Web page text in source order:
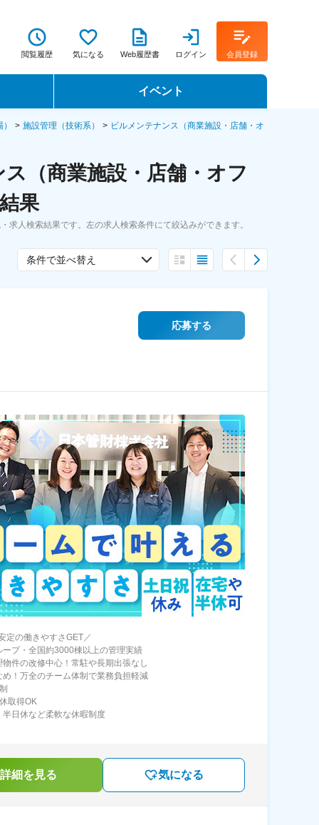
閲覧履歴 気になる Web履歴書 ログイン 会員登録
イベント
転職イベント・転職セミナー
転職フェア
施設管理（技術系） ビルメンテナンス（商業施設・店舗・オ
（商業施設・店舗・オフ
果
人検索結果です。左の求人検索条件にて絞込みができます。
条件で並べ替え
応募する
定の働きやすさGET／
ープ・全国約3000棟以上の管理実績
物件の改修中心！常駐や長期出張なし
め！万全のチーム体制で業務負担軽減
取得OK
半日休など柔軟な休暇制度
細を見る 気になる